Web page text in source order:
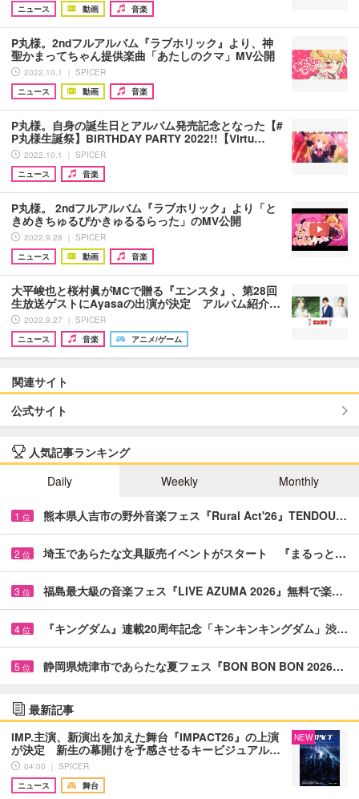
ニュース 動画 音楽
P丸様。2ndフルアルバム『ラブホリック』より、神
聖かまってちゃん提供楽曲「あたしのクマ」MV公開
2022.10.1 ｜ SPICER
ニュース
動画 音楽
P丸様。自身の誕生日とアルバム発売記念となった【#
P丸様生誕祭】BIRTHDAY PARTY 2022!!【Virtu…
2022.10.1 ｜ SPICER
ニュース
音楽
P丸様。 2ndフルアルバム『ラブホリック』より「と
きめきちゅるぴかきゅるるらった」のMV公開
2022.9.28 ｜ SPICER
ニュース
動画 音楽
大平峻也と桜村眞がMCで贈る『エンスタ』、第28回
生放送ゲストにAyasaの出演が決定 アルバム紹介…
2022.9.27 ｜ SPICER
ニュース
音楽 アニメ/ゲーム
関連サイト
公式サイト
人気記事ランキング
Daily
Weekly Monthly
1 位 熊本県人吉市の野外音楽フェス『Rural Act'26』TENDOU…
2 位 埼玉であらたな文具販売イベントがスタート 『まるっと…
3 位 福島最大級の音楽フェス『LIVE AZUMA 2026』無料で楽…
4 位 『キングダム』連載20周年記念「キンキンキングダム」渋…
5 位 静岡県焼津市であらたな夏フェス『BON BON BON 2026…
最新記事
IMP.主演、新演出を加えた舞台『IMPACT26』の上演
が決定 新生の幕開けを予感させるキービジュアル…
04:00 ｜ SPICER
ニュース
舞台
NEW